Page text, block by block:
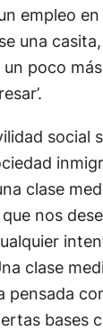
empleo
una
un poco
social
clase
nos
clase
pensada
bases